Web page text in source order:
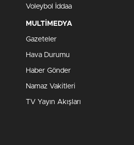
Voleybol İddaa
MULTİMEDYA
Gazeteler
Hava Durumu
Haber Gönder
Namaz Vakitleri
TV Yayın Akışları